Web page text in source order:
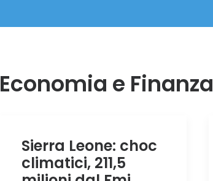
Economia e Finanza
Sierra Leone: choc
climatici, 211,5